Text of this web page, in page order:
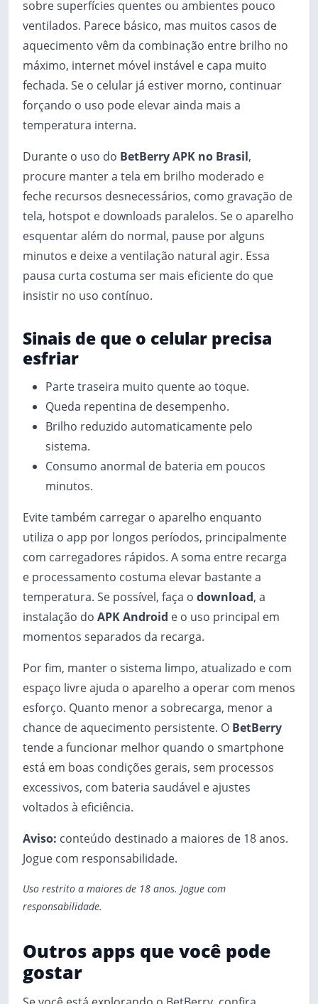
sobre superfícies quentes ou ambientes pouco
ventilados. Parece básico, mas muitos casos de
aquecimento vêm da combinação entre brilho no
máximo, internet móvel instável e capa muito
fechada. Se o celular já estiver morno, continuar
forçando o uso pode elevar ainda mais a
temperatura interna.
Durante o uso do BetBerry APK no Brasil,
procure manter a tela em brilho moderado e
feche recursos desnecessários, como gravação de
tela, hotspot e downloads paralelos. Se o aparelho
esquentar além do normal, pause por alguns
minutos e deixe a ventilação natural agir. Essa
pausa curta costuma ser mais eficiente do que
insistir no uso contínuo.
Sinais de que o celular precisa
esfriar
Parte traseira muito quente ao toque.
Queda repentina de desempenho.
Brilho reduzido automaticamente pelo
sistema.
Consumo anormal de bateria em poucos
minutos.
Evite também carregar o aparelho enquanto
utiliza o app por longos períodos, principalmente
com carregadores rápidos. A soma entre recarga
e processamento costuma elevar bastante a
temperatura. Se possível, faça o download, a
instalação do APK Android e o uso principal em
momentos separados da recarga.
Por fim, manter o sistema limpo, atualizado e com
espaço livre ajuda o aparelho a operar com menos
esforço. Quanto menor a sobrecarga, menor a
chance de aquecimento persistente. O BetBerry
tende a funcionar melhor quando o smartphone
está em boas condições gerais, sem processos
excessivos, com bateria saudável e ajustes
voltados à eficiência.
Aviso: conteúdo destinado a maiores de 18 anos.
Jogue com responsabilidade.
Uso restrito a maiores de 18 anos. Jogue com
responsabilidade.
Outros apps que você pode
gostar